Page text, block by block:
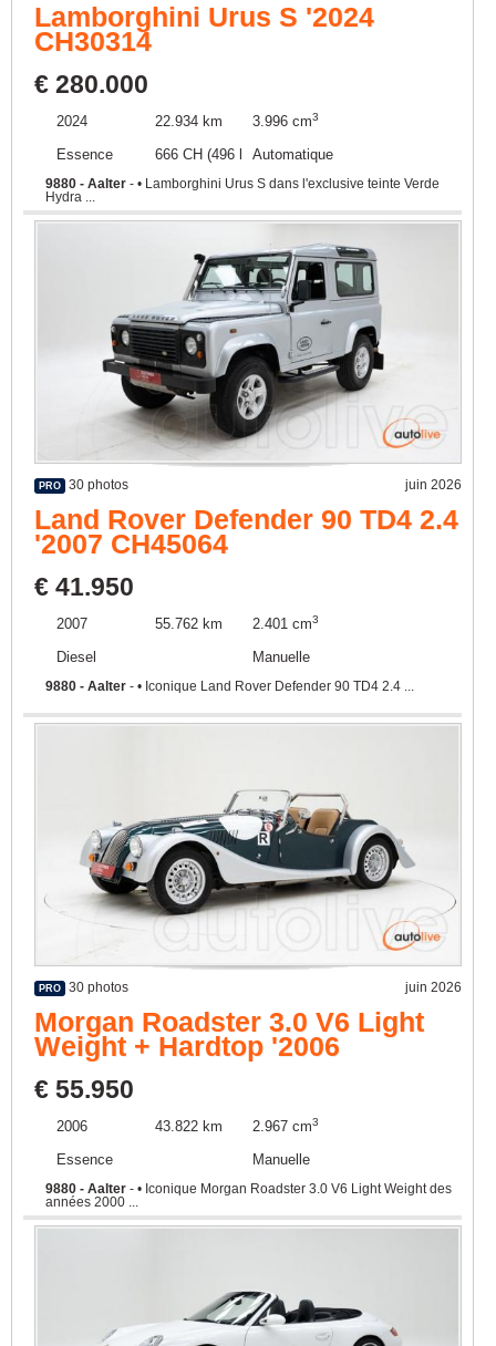
Lamborghini Urus S '2024
CH30314
€ 280.000
2024 22.934 km 3.996 cm3
Essence 666 CH (496 kW)Automatique
9880 - Aalter - • Lamborghini Urus S dans l'exclusive teinte Verde
Hydra ...
PRO 30 photos juin 2026
Land Rover Defender 90 TD4 2.4
'2007 CH45064
€ 41.950
2007 55.762 km 2.401 cm3
Diesel Manuelle
9880 - Aalter - • Iconique Land Rover Defender 90 TD4 2.4 ...
PRO 30 photos juin 2026
Morgan Roadster 3.0 V6 Light
Weight + Hardtop '2006
CHH0397
€ 55.950
2006 43.822 km 2.967 cm3
Essence Manuelle
9880 - Aalter - • Iconique Morgan Roadster 3.0 V6 Light Weight des
années 2000 ...